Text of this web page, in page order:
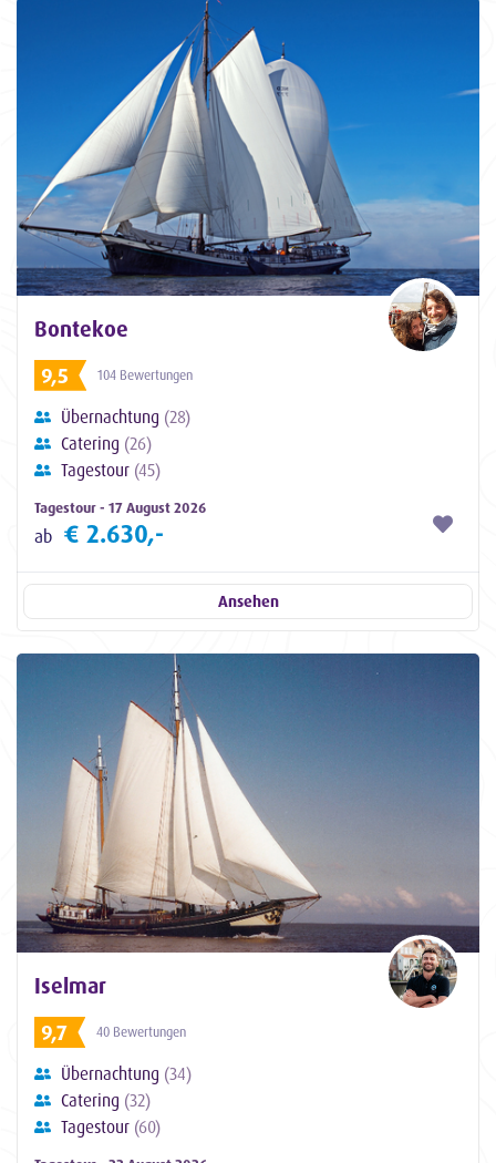
Bontekoe
9,5
104 Bewertungen
Übernachtung (28)
Catering (26)
Tagestour (45)
Tagestour - 17 August 2026
ab € 2.630,-
Ansehen
Iselmar
9,7
40 Bewertungen
Übernachtung (34)
Catering (32)
Tagestour (60)